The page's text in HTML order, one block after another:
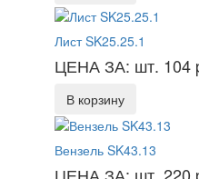
Лист SK25.25.1
ЦЕНА ЗА: шт. 104
В корзину
Вензель SK43.13